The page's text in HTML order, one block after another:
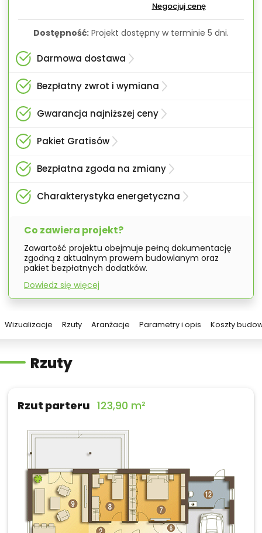
Negocjuj cenę
Dostępność: Projekt dostępny w terminie 5 dni.
Darmowa dostawa
Bezpłatny zwrot i wymiana
Gwarancja najniższej ceny
Pakiet Gratisów
Bezpłatna zgoda na zmiany
Charakterystyka energetyczna
Co zawiera projekt?
Zawartość projektu obejmuje pełną dokumentację
zgodną z aktualnym prawem budowlanym oraz
pakiet bezpłatnych dodatków.
Dowiedz się więcej
Wizualizacje Rzuty Aranżacje Parametry i opis Koszty
Rzuty
Rzut parteru 123,90 m²